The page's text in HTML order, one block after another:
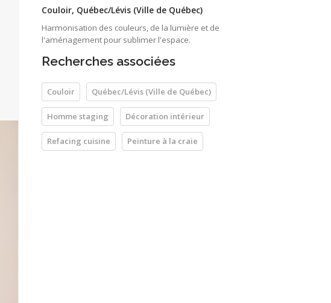
Couloir, Québec/Lévis (Ville de Québec)
Harmonisation des couleurs, de la lumière et de
l'aménagement pour sublimer l'espace.
Recherches associées
Couloir Québec/Lévis (Ville de Québec)
Homme staging Décoration intérieur
Refacing cuisine Peinture à la craie